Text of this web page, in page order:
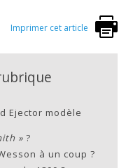
Imprimer cet article
Ejector modèle
» ?
à un coup ?